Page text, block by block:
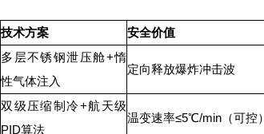
技术方案 安全价值
多层不锈钢泄压舱+惰
性气体注入
定向释放爆炸冲击波
双级压缩制冷+航天级
PID算法
温变速率≤5℃/min（可控）